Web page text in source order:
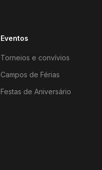
Eventos
Torneios e convívios
Campos de Férias
Festas de Aniversário